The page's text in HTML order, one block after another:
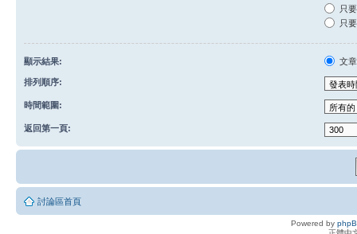
只
只
顯示結果: 文章
排列順序:
時間範圍:
返回第一頁:
討論區首頁
Powered by